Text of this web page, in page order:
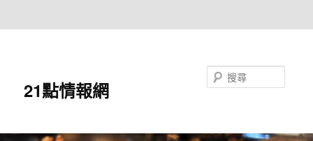
21點情報網